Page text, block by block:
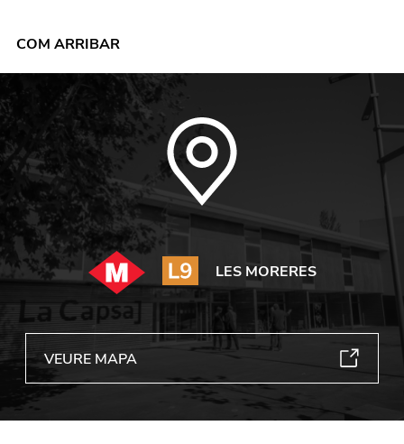
COM ARRIBAR
LES MORERES
VEURE MAPA